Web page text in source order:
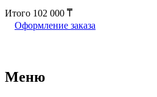
Итого 102 000
Оформление заказа
Меню